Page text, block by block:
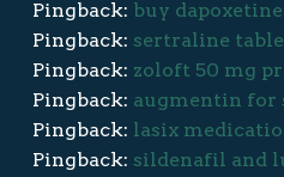
Pingback: buy dapoxetine
Pingback: sertraline
Pingback: zoloft 50 mg
Pingback: augmentin for
Pingback: lasix
Pingback: sildenafil and